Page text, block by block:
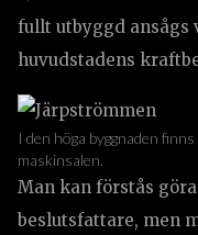
fullt utbyggd
huvudstadens
I den höga byggnaden
maskinsalen.
Man kan förstås
beslutsfattare, men